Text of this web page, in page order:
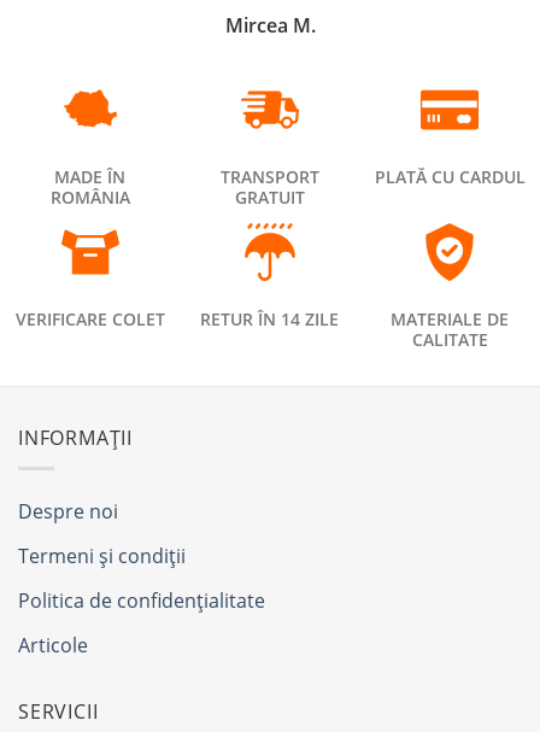
Mircea M.
MADE ÎN
ROMÂNIA
TRANSPORT
GRATUIT
PLATĂ CU CARDUL
VERIFICARE COLET RETUR ÎN 14 ZILE
MATERIALE DE
CALITATE
INFORMAȚII
Despre noi
Termeni și condiții
Politica de confidențialitate
Articole
SERVICII